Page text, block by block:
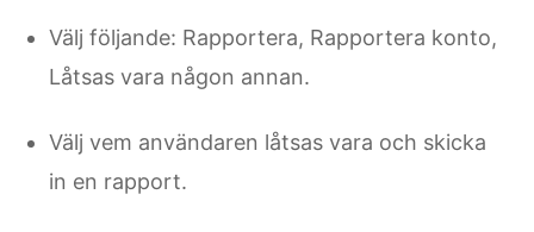
Välj följande: Rapportera, Rapportera konto,
Låtsas vara någon annan.
Välj vem användaren låtsas vara och skicka
in en rapport.